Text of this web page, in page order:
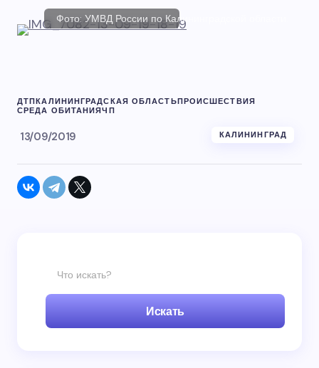
Фото: УМВД России по Калининградской области.
ДТПКАЛИНИНГРАДСКАЯ ОБЛАСТЬПРОИСШЕСТВИЯ
СРЕДА ОБИТАНИЯЧП
13/09/2019 КАЛИНИНГРАД
Искать